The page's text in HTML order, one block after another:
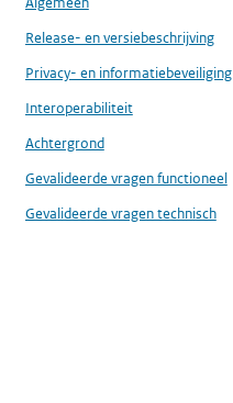
Release- en versiebeschrijving
Privacy- en informatiebeveiliging
Interoperabiliteit
Achtergrond
Gevalideerde vragen functioneel
Gevalideerde vragen technisch